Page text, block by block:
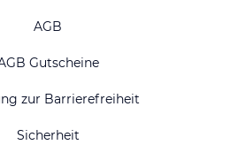
AGB
Gutscheine
zur Barrierefreiheit
Sicherheit